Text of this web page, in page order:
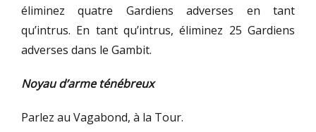
éliminez quatre Gardiens adverses en tant
qu’intrus. En tant qu’intrus, éliminez 25 Gardiens
adverses dans le Gambit.
Noyau d’arme ténébreux
Parlez au Vagabond, à la Tour.